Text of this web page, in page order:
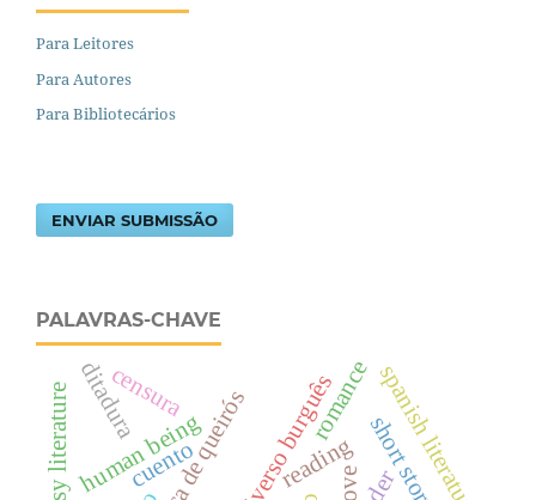
Para Leitores
Para Autores
Para Bibliotecários
ENVIAR SUBMISSÃO
PALAVRAS-CHAVE
eça de queirósuniverso burguês
reading
human being love
cuento short story
spanish literature
ditadura
censura romance